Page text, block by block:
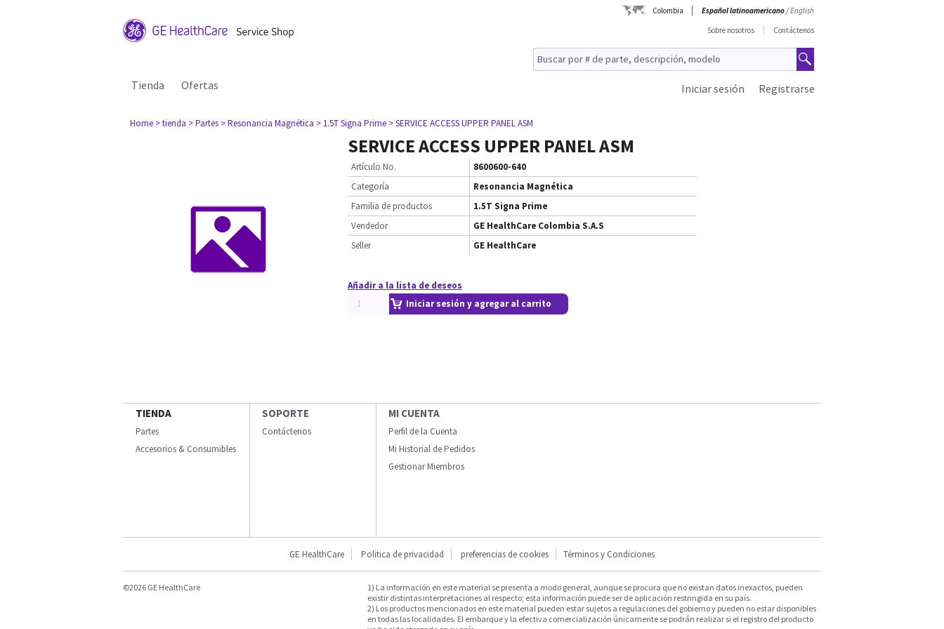
Colombia Español latinoamericano/English
Sobre nosotros
Contáctenos
Tienda Ofertas Registrarse
Iniciar sesión
Home > tienda > Partes > Resonancia Magnética > 1.5T Signa Prime > SERVICE ACCESS UPPER PANEL ASM
SERVICE ACCESS UPPER PANEL ASM
Artículo No.
8600600-640
Categoría
Resonancia Magnética
Familia de productos
1.5T Signa Prime
Vendedor
GE HealthCare Colombia S.A.S
Seller
GE HealthCare
Añadir a la lista de deseos
Iniciar sesión y agregar al carrito
TIENDA
Partes
Accesorios & Consumibles
SOPORTE
Contáctenos
MI CUENTA
Perfil de la Cuenta
Mi Historial de Pedidos
Gestionar Miembros
GE HealthCare Politica de privacidad preferencias de cookies Términos y Condiciones
©2026 GE HealthCare
1) La información en este material se presenta a modo general, aunque se procura que no existan datos inexactos, pueden
existir distintas interpretaciones al respecto; esta información puede ser de aplicación restringida en su país.
2) Los productos mencionados en este material pueden estar sujetos a regulaciones del gobierno y pueden no estar disponibles
en todas las localidades. El embarque y la efectiva comercialización únicamente se podrán realizar si el registro del producto